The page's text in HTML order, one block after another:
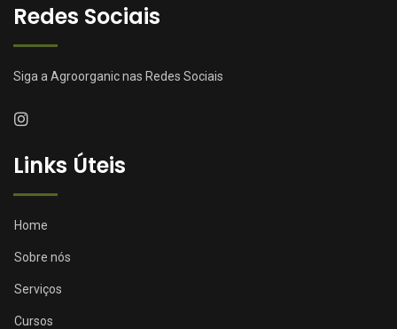
Redes Sociais
Siga a Agroorganic nas Redes Sociais
Links Úteis
Home
Sobre nós
Serviços
Cursos